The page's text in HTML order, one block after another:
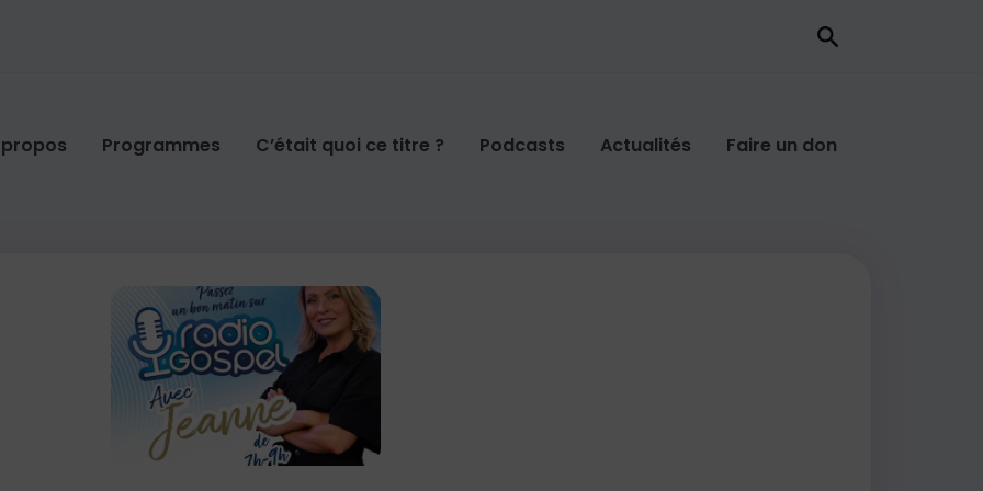
propos Programmes C’était quoi ce titre ? Podcasts Actualités Faire un don